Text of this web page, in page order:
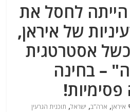
לחסל את
של איראן,
אסטרטגית
– בחינה
איראן, ארה"ב, ישראל, תוכנית הגרעין